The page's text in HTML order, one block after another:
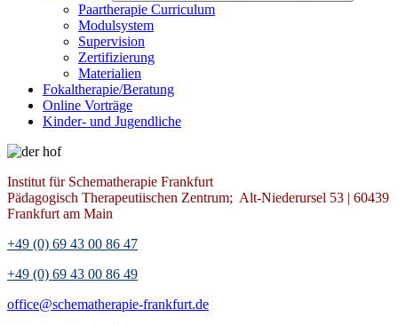
Paartherapie Curriculum
Modulsystem
Supervision
Zertifizierung
Materialien
Fokaltherapie/Beratung
Online Vorträge
Kinder- und Jugendliche
Institut für Schematherapie Frankfurt
Pädagogisch Therapeutiischen Zentrum; Alt-Niederursel 53 | 60439
Frankfurt am Main
+49 (0) 69 43 00 86 47
+49 (0) 69 43 00 86 49
office@schematherapie-frankfurt.de